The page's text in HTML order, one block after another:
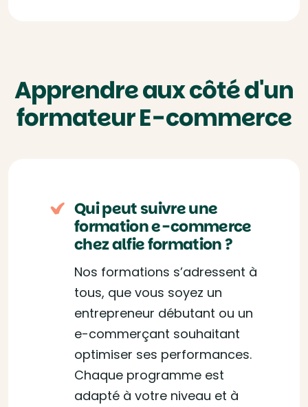
Apprendre aux côté d'un
formateur E-commerce
Qui peut suivre une
formation e-commerce
chez alfie formation ?
Nos formations s’adressent à
tous, que vous soyez un
entrepreneur débutant ou un
e-commerçant souhaitant
optimiser ses performances.
Chaque programme est
adapté à votre niveau et à